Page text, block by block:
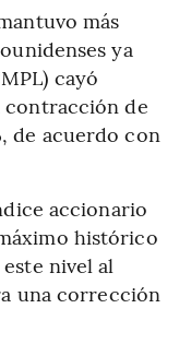
más
ya
cayó
contracción de
de acuerdo con
accionario
histórico
nivel al
una corrección